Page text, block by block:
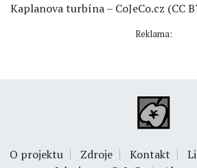
Kaplanova turbína – CoJeCo.cz (CC
Reklama:
O projektu Zdroje Kontakt